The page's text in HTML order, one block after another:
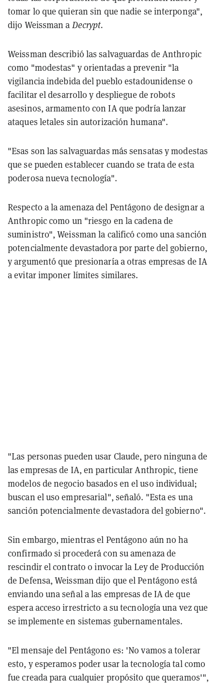
tomar lo que quieran sin que nadie se interponga",
dijo Weissman a Decrypt.
Weissman describió las salvaguardas de Anthropic
como "modestas" y orientadas a prevenir "la
vigilancia indebida del pueblo estadounidense o
facilitar el desarrollo y despliegue de robots
asesinos, armamento con IA que podría lanzar
ataques letales sin autorización humana".
"Esas son las salvaguardas más sensatas y modestas
que se pueden establecer cuando se trata de esta
poderosa nueva tecnología".
Respecto a la amenaza del Pentágono de designar a
Anthropic como un "riesgo en la cadena de
suministro", Weissman la calificó como una sanción
potencialmente devastadora por parte del gobierno,
y argumentó que presionaría a otras empresas de IA
a evitar imponer límites similares.
"Las personas pueden usar Claude, pero ninguna de
las empresas de IA, en particular Anthropic, tiene
modelos de negocio basados en el uso individual;
buscan el uso empresarial", señaló. "Esta es una
sanción potencialmente devastadora del gobierno".
Sin embargo, mientras el Pentágono aún no ha
confirmado si procederá con su amenaza de
rescindir el contrato o invocar la Ley de Producción
de Defensa, Weissman dijo que el Pentágono está
enviando una señal a las empresas de IA de que
espera acceso irrestricto a su tecnología una vez que
se implemente en sistemas gubernamentales.
"El mensaje del Pentágono es: 'No vamos a tolerar
esto, y esperamos poder usar la tecnología tal como
fue creada para cualquier propósito que queramos'",